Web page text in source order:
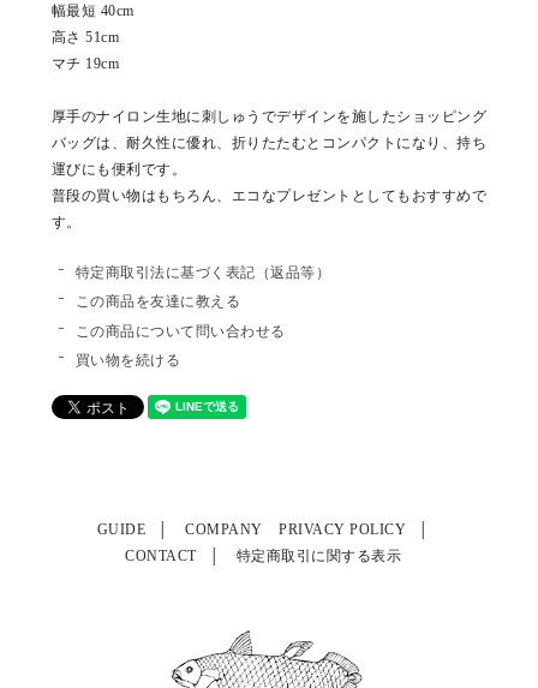
幅最短 40cm
高さ 51cm
マチ 19cm
厚手のナイロン生地に刺しゅうでデザインを施したショッピング
バッグは、耐久性に優れ、折りたたむとコンパクトになり、持ち
運びにも便利です。
普段の買い物はもちろん、エコなプレゼントとしてもおすすめで
す。
特定商取引法に基づく表記（返品等）
この商品を友達に教える
この商品について問い合わせる
買い物を続ける
GUIDE COMPANY
PRIVACY POLICY
CONTACT
特定商取引に関する表示